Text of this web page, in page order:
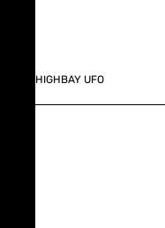
HIGHBAY UFO